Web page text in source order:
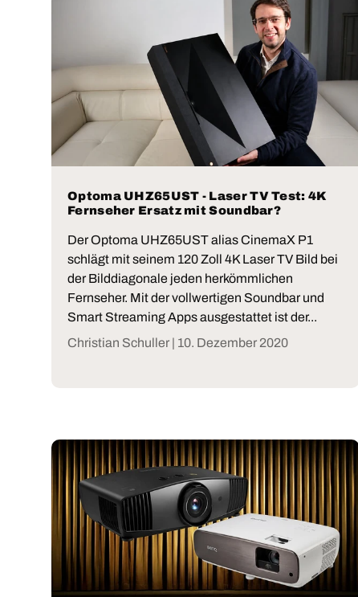
Optoma UHZ65UST - Laser TV Test: 4K
Fernseher Ersatz mit Soundbar?
Der Optoma UHZ65UST alias CinemaX P1
schlägt mit seinem 120 Zoll 4K Laser TV Bild bei
der Bilddiagonale jeden herkömmlichen
Fernseher. Mit der vollwertigen Soundbar und
Smart Streaming Apps ausgestattet ist der...
Christian Schuller | 10. Dezember 2020